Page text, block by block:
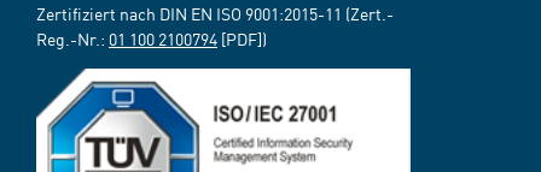
Zertifiziert nach DIN EN ISO 9001:2015-11 (Zert.-
Reg.-Nr.: 01 100 2100794 [PDF])